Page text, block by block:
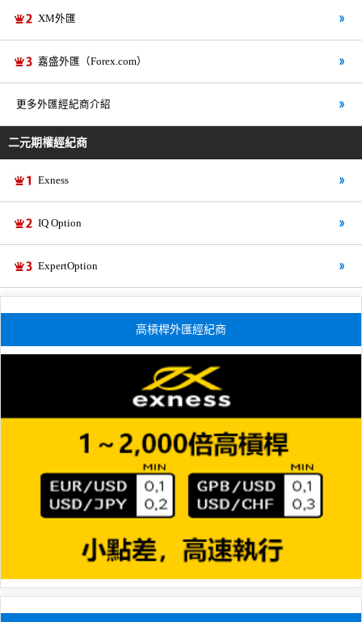
XM外匯
嘉盛外匯（Forex.com）
更多外匯經紀商介紹
二元期權經紀商
Exness
IQ Option
ExpertOption
高槓桿外匯經紀商